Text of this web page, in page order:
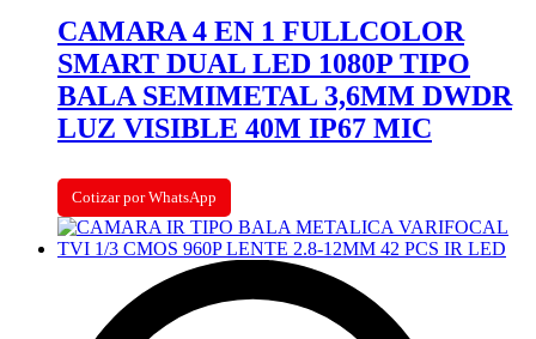
CAMARA 4 EN 1 FULLCOLOR
SMART DUAL LED 1080P TIPO
BALA SEMIMETAL 3,6MM DWDR
LUZ VISIBLE 40M IP67 MIC
Cotizar por WhatsApp